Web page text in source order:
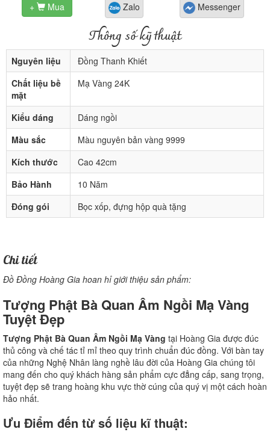
+ Mua Zalo Messenger
Thông số kỹ thuật
Nguyên liệu
Đồng Thanh Khiết
Chất liệu bề
mặt
Mạ Vàng 24K
Kiểu dáng
Dáng ngồi
Màu sắc
Màu nguyên bản vàng 9999
Kích thước
Cao 42cm
Bảo Hành
10 Năm
Đóng gói
Bọc xốp, đựng hộp quà tặng
Chi tiết
Đồ Đồng Hoàng Gia hoan hỉ giới thiệu sản phẩm:
Tượng Phật Bà Quan Âm Ngồi Mạ Vàng
Tuyệt Đẹp
Tượng Phật Bà Quan Âm Ngồi Mạ Vàng tại Hoàng Gia được đúc
thủ công và chế tác tỉ mỉ theo quy trình chuẩn đúc đồng. Với bàn tay
của những Nghệ Nhân làng nghề lâu đời của Hoàng Gia chúng tôi
mang đến cho quý khách hàng sản phẩm cực đẳng cấp, sang trọng,
tuyệt đẹp sẽ trang hoàng khu vực thờ cúng của quý vị một cách hoàn
hảo nhất.
Ưu Điểm đến từ số liệu kĩ thuật: